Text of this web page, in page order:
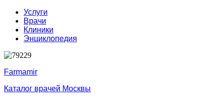
Услуги
Врачи
Клиники
Энциклопедия
Farmamir
Каталог врачей Москвы